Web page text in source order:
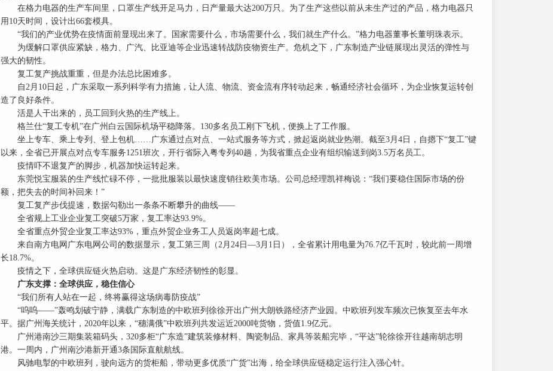
在格力电器的生产车间里，口罩生产线开足马力，日产量最大达200万只。为了生产这些以前从未生产过的产品，格力电器只
用10天时间，设计出66套模具。
“我们的产业优势在疫情面前显现出来了。国家需要什么，市场需要什么，我们就生产什么。”格力电器董事长董明珠表示。
为缓解口罩供应紧缺，格力、广汽、比亚迪等企业迅速转战防疫物资生产。危机之下，广东制造产业链展现出灵活的弹性与
强大的韧性。
复工复产挑战重重，但是办法总比困难多。
自2月10日起，广东采取一系列科学有力措施，让人流、物流、资金流有序转动起来，畅通经济社会循环，为企业恢复运转创
造了良好条件。
活是人干出来的，员工回到火热的生产线上。
格兰仕“复工专机”在广州白云国际机场平稳降落。130多名员工刚下飞机，便换上了工作服。
坐上专车、乘上专列、登上包机……广东通过点对点、一站式服务等方式，掀起返岗就业热潮。截至3月4日，自摁下“复工”键
以来，全省已开展点对点专车服务1251班次，开行省际入粤专列40趟，为我省重点企业有组织输送到岗3.5万名员工。
疫情吓不退复产的脚步，机器加快运转起来。
东莞悦宝服装的生产线忙碌不停，一批批服装以最快速度销往欧美市场。公司总经理凯祥梅说：“我们要稳住国际市场的份
额，把失去的时间补回来！”
复工复产步伐提速，数据勾勒出一条条不断攀升的曲线——
全省规上工业企业复工突破5万家，复工率达93.9%。
全省重点外贸企业复工率达93%，重点外贸企业务工人员返岗率超七成。
来自南方电网广东电网公司的数据显示，复工第三周（2月24日—3月1日），全省累计用电量为76.7亿千瓦时，较此前一周增
长18.7%。
疫情之下，全球供应链火热启动。这是广东经济韧性的彰显。
广东支撑：全球供应，稳住信心
“我们所有人站在一起，终将赢得这场病毒防疫战”
“呜呜——”轰鸣划破宁静，满载广东制造的中欧班列徐徐开出广州大朗铁路经济产业园。中欧班列发车频次已恢复至去年水
平。据广州海关统计，2020年以来，“穗满俄”中欧班列共发运近2000吨货物，货值1.9亿元。
广州港南沙三期集装箱码头，320多柜“广东造”建筑装修材料、陶瓷制品、家具等装船完毕，“平达”轮徐徐开往越南胡志明
港。一周内，广州南沙港新开通3条国际直航航线。
风驰电掣的中欧班列，驶向远方的货柜船，带动更多优质“广货”出海，给全球供应链稳定运行注入强心针。